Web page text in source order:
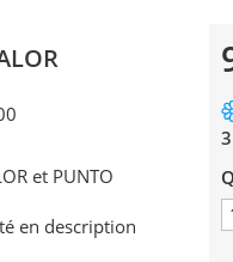
et PUNTO
en description